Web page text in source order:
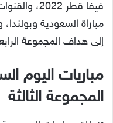
فيفا قطر
مباراة السعودية
إلى هداف المجموعة
المجموعة الثالثة